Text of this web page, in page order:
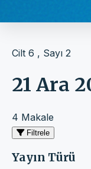
Cilt 6 , Sayı 2
21 Ara
4 Makale
Filtrele
Yayın Türü